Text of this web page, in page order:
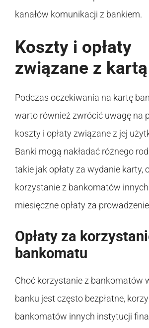
kanałów komunikacji z bankiem.
Koszty i opłaty
związane z kartą
Podczas oczekiwania na kartę
warto również zwrócić uwagę na
koszty i opłaty związane z jej
Banki mogą nakładać różnego
takie jak opłaty za wydanie karty,
korzystanie z bankomatów
miesięczne opłaty za
Opłaty za
bankomatu
Choć korzystanie z bankomatów
banku jest często bezpłatne,
bankomatów innych instytucji